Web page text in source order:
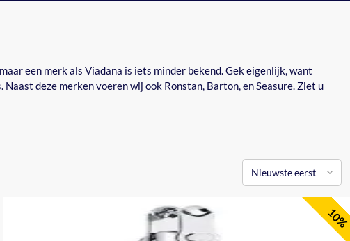
een merk als Viadana is iets minder bekend. Gek eigenlijk, want
deze merken voeren wij ook Ronstan, Barton, en Seasure. Ziet u
10%